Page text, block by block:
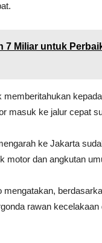
7 Miliar untuk
masuk ke jalur cepat
ke Jakarta
motor dan angkutan
rawan